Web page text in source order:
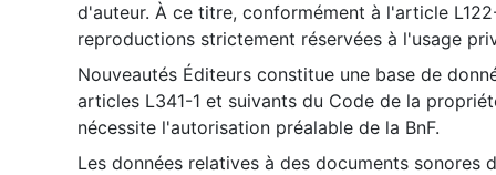
d'auteur. À ce titre, conformément à l'article
reproductions strictement réservées à l'usage
Nouveautés Éditeurs constitue une base de
articles L341-1 et suivants du Code de la
nécessite l'autorisation préalable de la BnF.
Les données relatives à des documents sonores